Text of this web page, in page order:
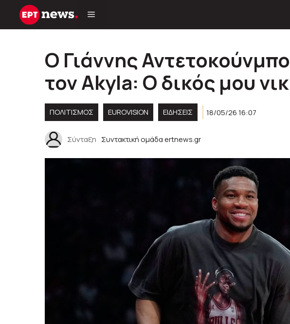
Μετάβαση
O Γιάννης
τον Akyla: Ο δικός μου
ΠΟΛΙΤΙΣΜΟΣ EUROVISION ΕΙΔΗΣΕΙΣ 18/05/26 16:07
Σύνταξη Συντακτική ομάδα ertnews.gr